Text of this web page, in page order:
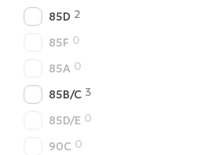
85D 2
85F 0
85A 0
85B/C 3
85D/E 0
90C 0